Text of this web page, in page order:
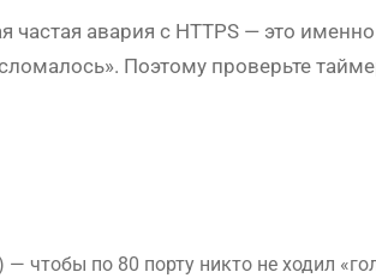
авария с HTTPS — это именно
Поэтому проверьте
чтобы по 80 порту никто не ходил